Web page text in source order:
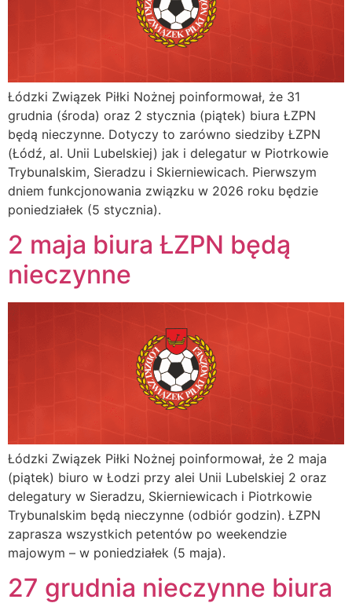
Łódzki Związek Piłki Nożnej poinformował, że 31
grudnia (środa) oraz 2 stycznia (piątek) biura ŁZPN
będą nieczynne. Dotyczy to zarówno siedziby ŁZPN
(Łódź, al. Unii Lubelskiej) jak i delegatur w Piotrkowie
Trybunalskim, Sieradzu i Skierniewicach. Pierwszym
dniem funkcjonowania związku w 2026 roku będzie
poniedziałek (5 stycznia).
2 maja biura ŁZPN będą
nieczynne
Łódzki Związek Piłki Nożnej poinformował, że 2 maja
(piątek) biuro w Łodzi przy alei Unii Lubelskiej 2 oraz
delegatury w Sieradzu, Skierniewicach i Piotrkowie
Trybunalskim będą nieczynne (odbiór godzin). ŁZPN
zaprasza wszystkich petentów po weekendzie
majowym – w poniedziałek (5 maja).
27 grudnia nieczynne biura